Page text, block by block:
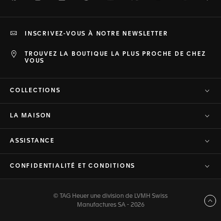
TROUVEZ LA BOUTIQUE LA PLUS PROCHE DE CHEZ
VOUS
INSCRIVEZ-VOUS À NOTRE NEWSLETTER
COLLECTIONS
LA MAISON
ASSISTANCE
CONFIDENTIALITÉ ET CONDITIONS
© TAG Heuer une division de LVMH Swiss
Manufactures SA - 2026
Haut de page